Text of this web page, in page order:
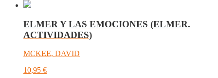
ELMER Y LAS EMOCIONES (ELMER.
ACTIVIDADES)
MCKEE, DAVID
10,95 €